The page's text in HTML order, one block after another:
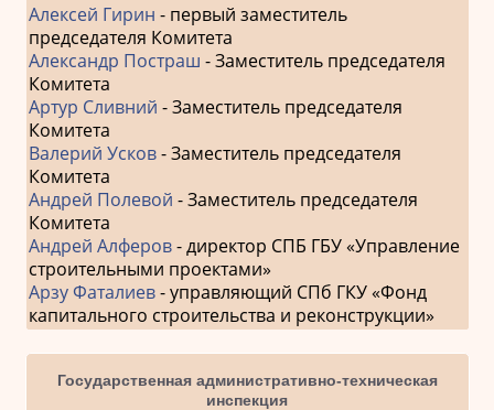
Алексей Гирин - первый заместитель
председателя Комитета
Александр Постраш - Заместитель председателя
Комитета
Артур Сливний - Заместитель председателя
Комитета
Валерий Усков- Заместитель председателя
Комитета
Андрей Полевой - Заместитель председателя
Комитета
Андрей Алферов- директор СПБ ГБУ «Управление
строительными проектами»
Арзу Фаталиев- управляющий СПб ГКУ «Фонд
капитального строительства и реконструкции»
Государственная административно-техническая
инспекция